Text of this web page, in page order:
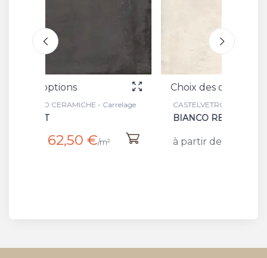
Choix des options
CASTELVETRO CERAMICHE - Carrelage
à partir de 65 €